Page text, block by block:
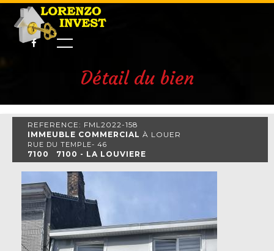
Détail du bien
REFERENCE: FML2022-158
IMMEUBLE COMMERCIAL À LOUER
RUE DU TEMPLE- 46
7100 7100 - LA LOUVIERE